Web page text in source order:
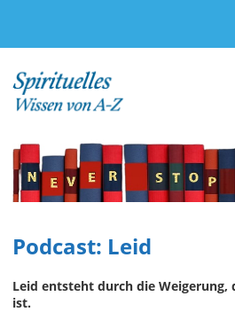
Podcast: Leid
Leid entsteht durch die Weigerung,
ist.